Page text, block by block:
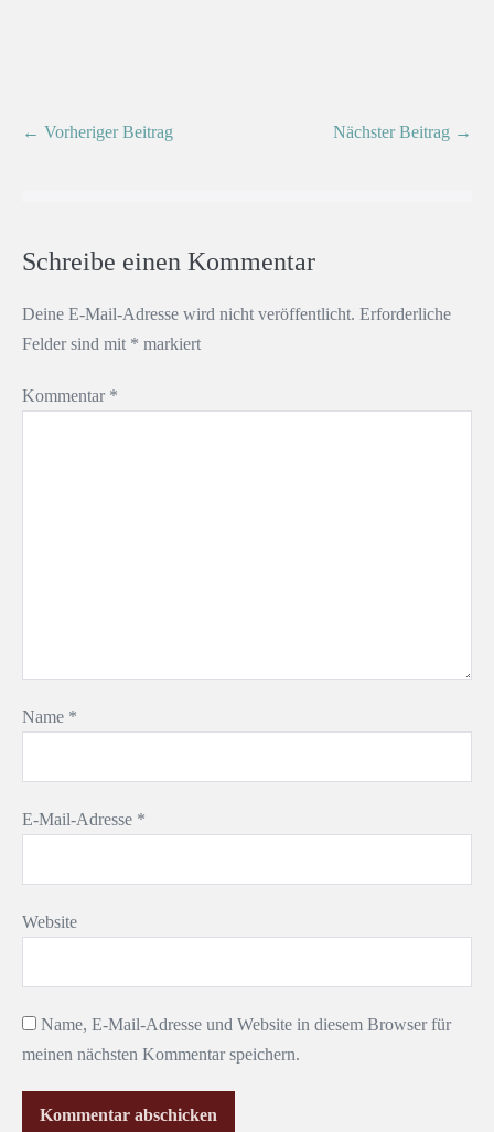
← Vorheriger Beitrag Nächster Beitrag →
Schreibe einen Kommentar
Deine E-Mail-Adresse wird nicht veröffentlicht. Erforderliche
Felder sind mit * markiert
Kommentar *
Name *
E-Mail-Adresse *
Website
Name, E-Mail-Adresse und Website in diesem Browser für
meinen nächsten Kommentar speichern.